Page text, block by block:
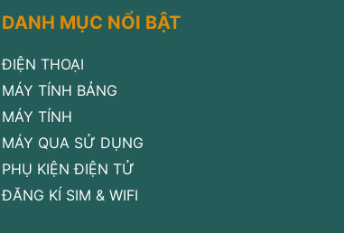
DANH MỤC NỔI BẬT
ĐIỆN THOẠI
MÁY TÍNH BẢNG
MÁY TÍNH
MÁY QUA SỬ DỤNG
PHỤ KIỆN ĐIỆN TỬ
ĐĂNG KÍ SIM & WIFI